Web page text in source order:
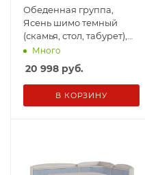
Обеденная группа,
Ясень шимо темный
(скамья, стол, табурет),
Кож.зам. Sicilia BROWN
Много
20 998 руб.
В КОРЗИНУ